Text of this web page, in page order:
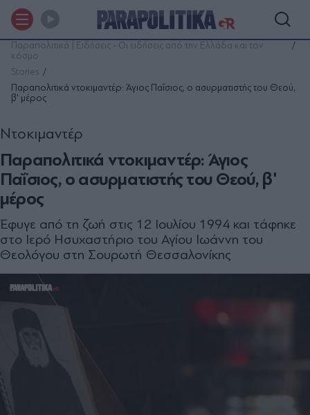
Παραπολιτικά | Ειδήσεις - Οι ειδήσεις από την Ελλάδα και τον
κόσμο
Stories
Παραπολιτικά ντοκιμαντέρ: Άγιος Παΐσιος, ο ασυρματιστής του Θεού,
β' μέρος
Παραπολιτικά ντοκιμαντέρ: Άγιος
Παΐσιος, ο ασυρματιστής του Θεού, β'
μέρος
Ντοκιμαντέρ
Έφυγε από τη ζωή στις 12 Ιουλίου 1994 και τάφηκε
στο Ιερό Ησυχαστήριο του Αγίου Ιωάννη του
Θεολόγου στη Σουρωτή Θεσσαλονίκης